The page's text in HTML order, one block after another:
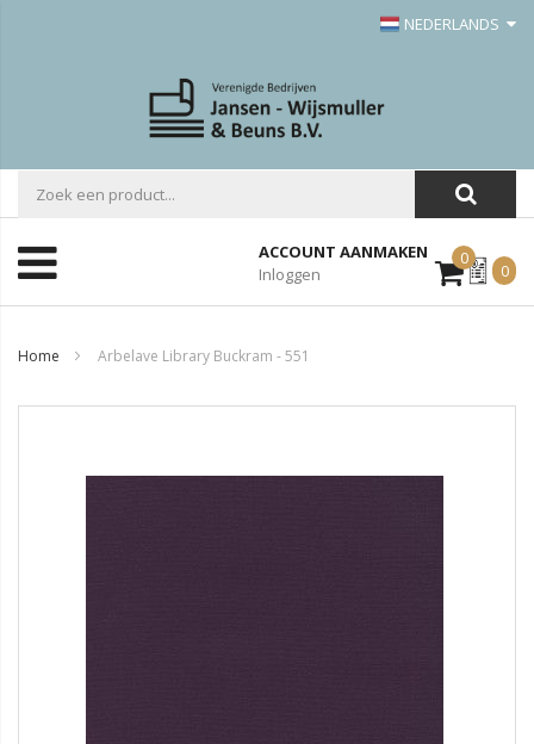
NEDERLANDS
ACCOUNT AANMAKEN
Inloggen
0Mijn
Offerte
0
Home Arbelave Library Buckram - 551